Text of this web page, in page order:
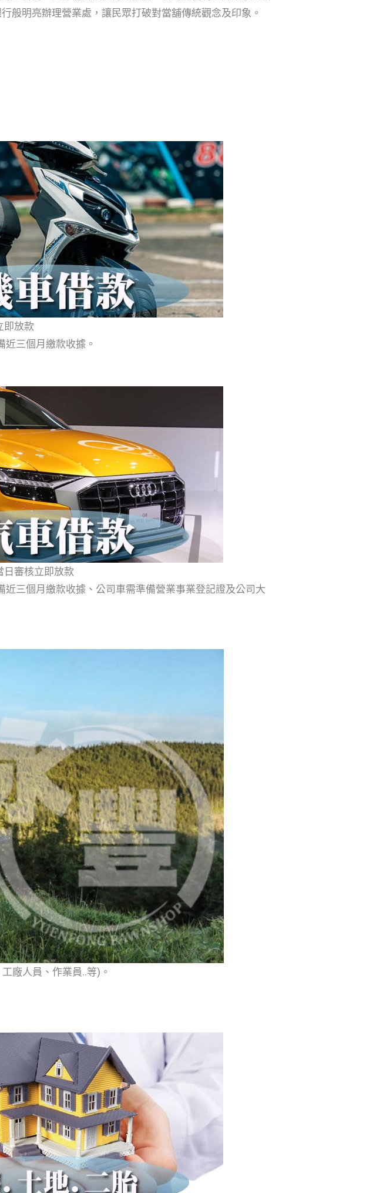
般明亮辦理營業處，讓民眾打破對當舖傳統觀念及印象。
即放款
三個月繳款收據。
日審核立即放款
三個月繳款收據、公司車需準備營業事業登記證及公司大
廠人員、作業員..等)。